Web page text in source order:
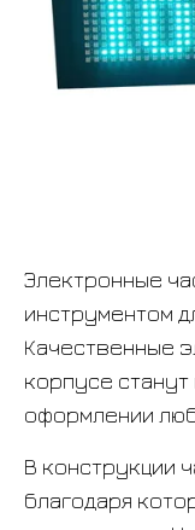
Электронные
инструментом
Качественные
корпусе
оформлении
В конструкции
благодаря